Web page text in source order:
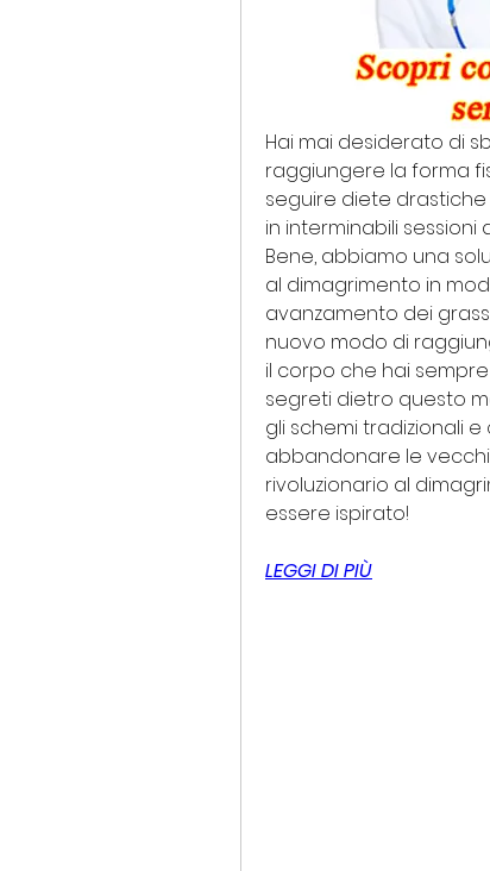
Hai mai desiderato di
raggiungere la forma
seguire diete
in interminabili
Bene, abbiamo una
al dimagrimento in
avanzamento dei
nuovo modo di
il corpo che hai
segreti dietro questo
gli schemi tradizionali
abbandonare le
rivoluzionario al
essere ispirato!
LEGGI DI PIÙ